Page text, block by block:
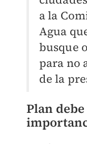
a la
Agua
busque
para no
de la
Plan